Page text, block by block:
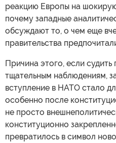
реакцию Европы на
почему западные
обсуждают то, о чем еще
правительства
Причина этого, если
тщательным наблюдениям,
вступление в НАТО стало
особенно после
не просто
конституционно
превратилось в символ